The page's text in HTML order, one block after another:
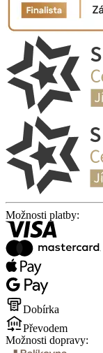
Možnosti platby:
Dobírka
Převodem
Možnosti dopravy: